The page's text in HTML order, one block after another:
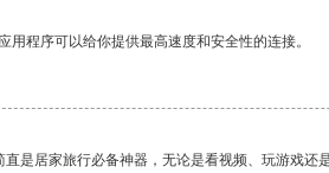
用程序可以给你提供最高速度和安全性的连接。
是居家旅行必备神器，无论是看视频、玩游戏还